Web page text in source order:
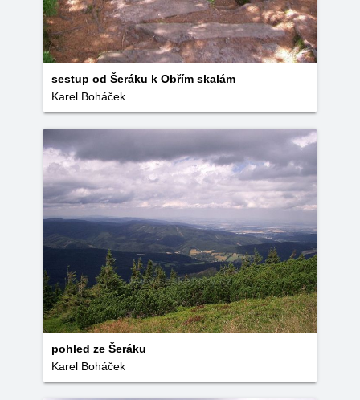
sestup od Šeráku k Obřím skalám
Karel Boháček
pohled ze Šeráku
Karel Boháček